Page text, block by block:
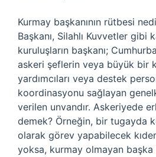
Kurmay başkanının rütbesi
Başkanı, Silahlı Kuvvetler gibi
kuruluşların başkanı;
askeri şeflerin veya büyük bir
yardımcıları veya destek
koordinasyonu sağlayan
verilen unvandır. Askeriyede
demek? Örneğin, bir tugayda
olarak görev yapabilecek
yoksa, kurmay olmayan